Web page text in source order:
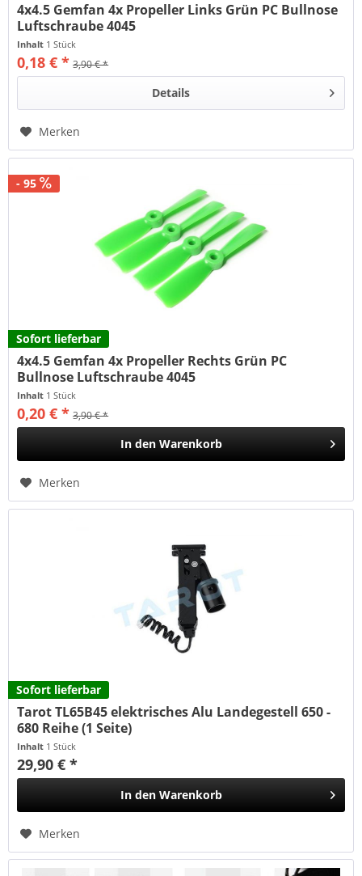
4x4.5 Gemfan 4x Propeller Links Grün PC Bullnose
Luftschraube 4045
Inhalt 1 Stück
0,18 € * 3,90 € *
Details
Merken
- 95
Sofort lieferbar
4x4.5 Gemfan 4x Propeller Rechts Grün PC
Bullnose Luftschraube 4045
Inhalt 1 Stück
0,20 € * 3,90 € *
In den Warenkorb
Merken
Sofort lieferbar
Tarot TL65B45 elektrisches Alu Landegestell 650 -
680 Reihe (1 Seite)
Inhalt 1 Stück
29,90 € *
In den Warenkorb
Merken